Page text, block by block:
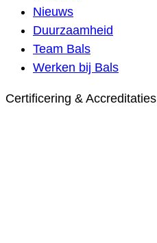
Nieuws
Duurzaamheid
Team Bals
Werken bij Bals
Certificering & Accreditaties